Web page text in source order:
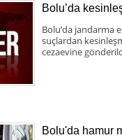
Bolu’da
Bolu’da jandarma
suçlardan
cezaevine
Bolu'da hamur